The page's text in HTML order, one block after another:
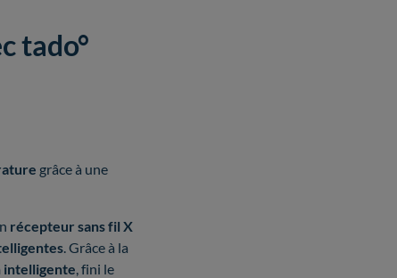
tado°
grâce à une
récepteur sans fil X
. Grâce à la
intelligente, fini le